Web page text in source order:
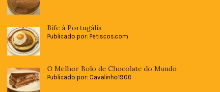
Bife à Portugália
Publicado por: Petiscos.com
O Melhor Bolo de Chocolate do Mundo
Publicado por: Cavalinho1900